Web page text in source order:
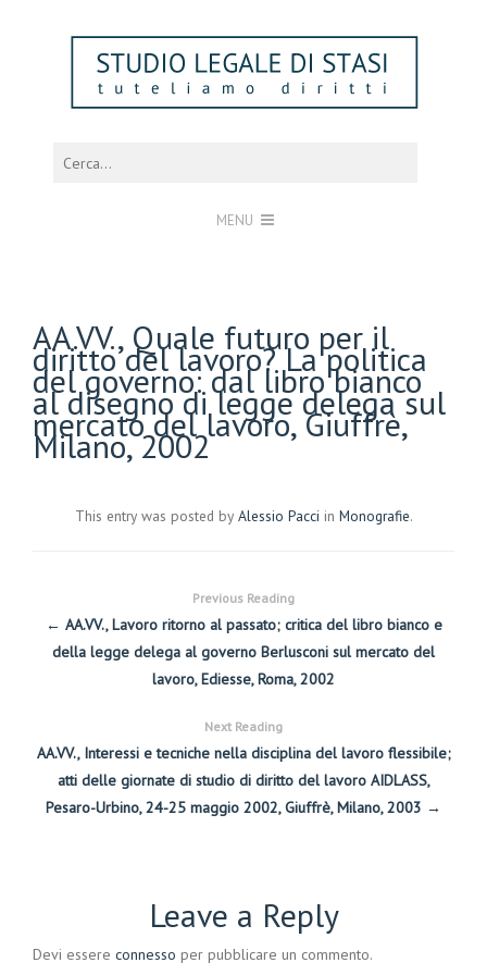
MENU
AA.VV., Quale futuro per il
diritto del lavoro? La politica
del governo: dal libro bianco
al disegno di legge delega sul
mercato del lavoro, Giuffrè,
Milano, 2002
This entry was posted by Alessio Pacci in Monografie.
Previous Reading
← AA.VV., Lavoro ritorno al passato; critica del libro bianco e
della legge delega al governo Berlusconi sul mercato del
lavoro, Ediesse, Roma, 2002
Next Reading
AA.VV., Interessi e tecniche nella disciplina del lavoro flessibile;
atti delle giornate di studio di diritto del lavoro AIDLASS,
Pesaro-Urbino, 24-25 maggio 2002, Giuffrè, Milano, 2003 →
Leave a Reply
Devi essere connesso per pubblicare un commento.